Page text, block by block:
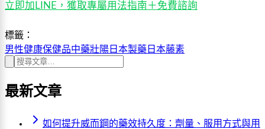
立即加LINE，獲取專屬用法指南＋免費諮詢
標籤：
男性健康保健品中藥壯陽 日本製藥 日本藤素
最新文章
如何提升威而鋼的藥效持久度：劑量、服用方式與用